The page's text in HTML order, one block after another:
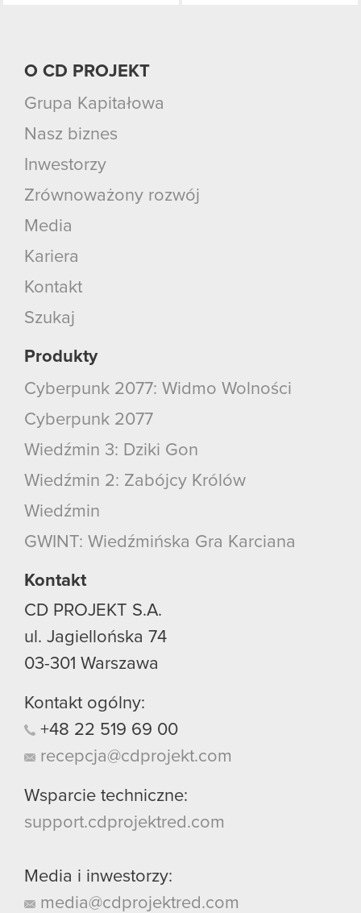
O CD PROJEKT
Grupa Kapitałowa
Nasz biznes
Inwestorzy
Zrównoważony rozwój
Media
Kariera
Kontakt
Szukaj
Produkty
Cyberpunk 2077: Widmo Wolności
Cyberpunk 2077
Wiedźmin 3: Dziki Gon
Wiedźmin 2: Zabójcy Królów
Wiedźmin
GWINT: Wiedźmińska Gra Karciana
Kontakt
CD PROJEKT S.A.
ul. Jagiellońska 74
03-301 Warszawa
Kontakt ogólny:
+48 22 519 69 00
recepcja@cdprojekt.com
Wsparcie techniczne:
support.cdprojektred.com
Media i inwestorzy:
media@cdprojektred.com